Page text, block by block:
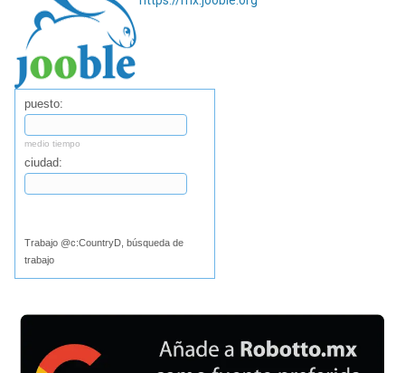
puesto:
medio tiempo
ciudad:
Trabajo @c:CountryD, búsqueda de
trabajo